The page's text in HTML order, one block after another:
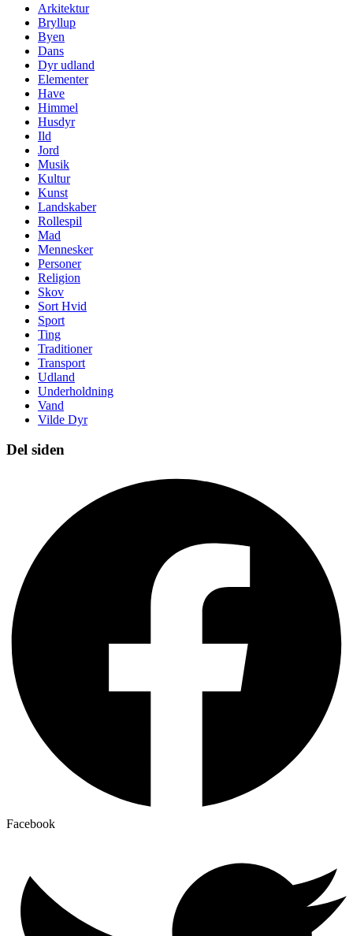
Arkitektur
Bryllup
Byen
Dans
Dyr udland
Elementer
Have
Himmel
Husdyr
Ild
Jord
Musik
Kultur
Kunst
Landskaber
Rollespil
Mad
Mennesker
Personer
Religion
Skov
Sort Hvid
Sport
Ting
Traditioner
Transport
Udland
Underholdning
Vand
Vilde Dyr
Del siden
Facebook